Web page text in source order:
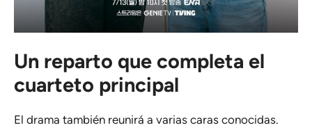
Un reparto que completa el
cuarteto principal
El drama también reunirá a varias caras conocidas.